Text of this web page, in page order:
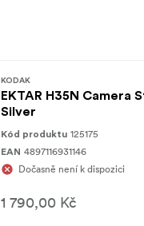
KODAK
EKTAR H35N Camera
Silver
Kód produktu 125175
EAN 4897116931146
Dočasně není k dispozici
1 790,00 Kč